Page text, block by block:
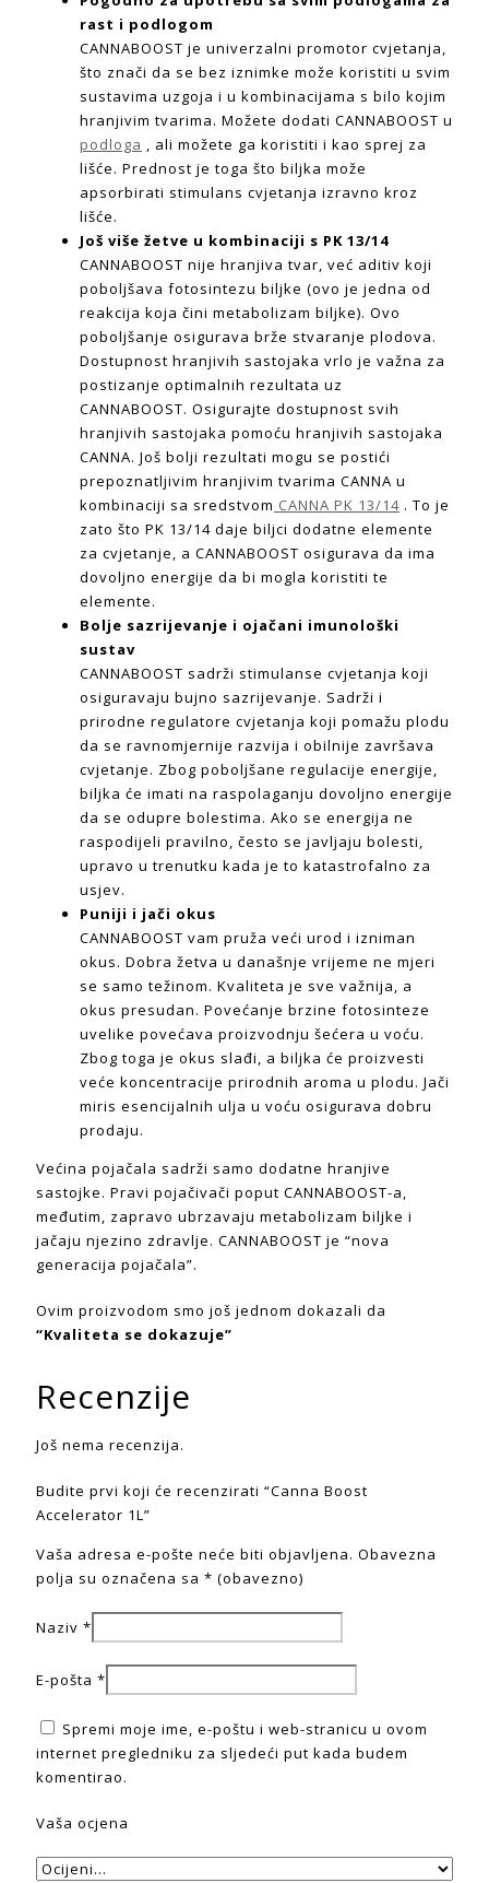
rast i podlogom
CANNABOOST je univerzalni promotor cvjetanja,
što znači da se bez iznimke može koristiti u svim
sustavima uzgoja i u kombinacijama s bilo kojim
hranjivim tvarima. Možete dodati CANNABOOST u
podloga , ali možete ga koristiti i kao sprej za
lišće. Prednost je toga što biljka može
apsorbirati stimulans cvjetanja izravno kroz
lišće.
Još više žetve u kombinaciji s PK 13/14
CANNABOOST nije hranjiva tvar, već aditiv koji
poboljšava fotosintezu biljke (ovo je jedna od
reakcija koja čini metabolizam biljke). Ovo
poboljšanje osigurava brže stvaranje plodova.
Dostupnost hranjivih sastojaka vrlo je važna za
postizanje optimalnih rezultata uz
CANNABOOST. Osigurajte dostupnost svih
hranjivih sastojaka pomoću hranjivih sastojaka
CANNA. Još bolji rezultati mogu se postići
prepoznatljivim hranjivim tvarima CANNA u
kombinaciji sa sredstvom CANNA PK 13/14 . To je
zato što PK 13/14 daje biljci dodatne elemente
za cvjetanje, a CANNABOOST osigurava da ima
dovoljno energije da bi mogla koristiti te
elemente.
Bolje sazrijevanje i ojačani imunološki
sustav
CANNABOOST sadrži stimulanse cvjetanja koji
osiguravaju bujno sazrijevanje. Sadrži i
prirodne regulatore cvjetanja koji pomažu plodu
da se ravnomjernije razvija i obilnije završava
cvjetanje. Zbog poboljšane regulacije energije,
biljka će imati na raspolaganju dovoljno energije
da se odupre bolestima. Ako se energija ne
raspodijeli pravilno, često se javljaju bolesti,
upravo u trenutku kada je to katastrofalno za
usjev.
Puniji i jači okus
CANNABOOST vam pruža veći urod i izniman
okus. Dobra žetva u današnje vrijeme ne mjeri
se samo težinom. Kvaliteta je sve važnija, a
okus presudan. Povećanje brzine fotosinteze
uvelike povećava proizvodnju šećera u voću.
Zbog toga je okus slađi, a biljka će proizvesti
veće koncentracije prirodnih aroma u plodu. Jači
miris esencijalnih ulja u voću osigurava dobru
prodaju.
Većina pojačala sadrži samo dodatne hranjive
sastojke. Pravi pojačivači poput CANNABOOST-a,
međutim, zapravo ubrzavaju metabolizam biljke i
jačaju njezino zdravlje. CANNABOOST je “nova
generacija pojačala”.
Ovim proizvodom smo još jednom dokazali da
“Kvaliteta se dokazuje”
Recenzije
Još nema recenzija.
Budite prvi koji će recenzirati “Canna Boost
Accelerator 1L”
Vaša adresa e-pošte neće biti objavljena. Obavezna
polja su označena sa * (obavezno)
Naziv *
E-pošta *
Spremi moje ime, e-poštu i web-stranicu u ovom
internet pregledniku za sljedeći put kada budem
komentirao.
Vaša ocjena